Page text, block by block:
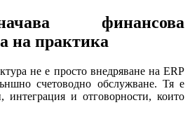
финансова
на практика
не е просто внедряване на ERP
счетоводно обслужване. Тя е
интеграция и отговорности, които